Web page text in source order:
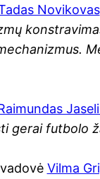
Novikovas
gerai futbolo
Vilma